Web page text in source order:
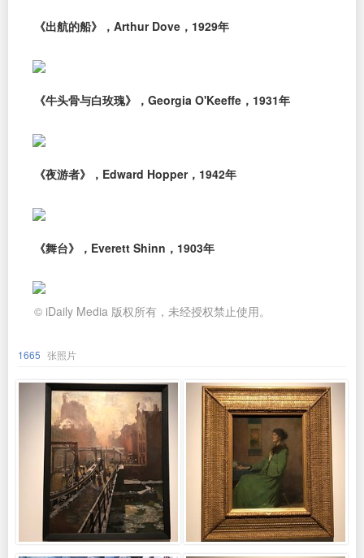
《出航的船》，Arthur Dove，1929年
《牛头骨与白玫瑰》，Georgia O'Keeffe，1931年
《夜游者》，Edward Hopper，1942年
《舞台》，Everett Shinn，1903年
© iDaily Media 版权所有，未经授权禁止使用。
1665 张照片